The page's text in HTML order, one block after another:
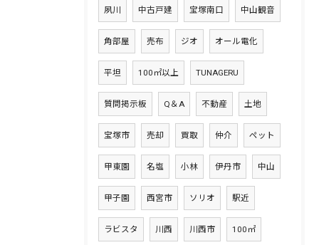
夙川 中古戸建 宝塚南口 中山観音
角部屋 売布 ジオ オール電化
平坦 100㎡以上 TUNAGERU
質問掲示板 Q＆A 不動産 土地
宝塚市 売却 買取 仲介 ペット
甲東園 名塩 小林 伊丹市 中山
甲子園 西宮市 ソリオ 駅近
ラビスタ 川西 川西市 100㎡